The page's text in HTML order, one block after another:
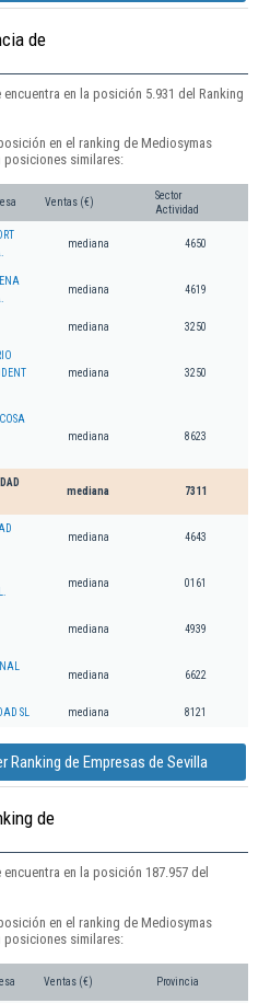
de
en la posición 5.931 del Ranking
en el ranking de Mediosymas
posiciones similares:
Ventas (€)
Sector
Actividad
mediana 4650
mediana 4619
mediana 3250
mediana 3250
mediana 8623
mediana 7311
mediana 4643
mediana 0161
mediana 4939
mediana 6622
SL mediana 8121
Ranking de Empresas de Sevilla
de
en la posición 187.957 del
en el ranking de Mediosymas
posiciones similares:
Ventas (€) Provincia